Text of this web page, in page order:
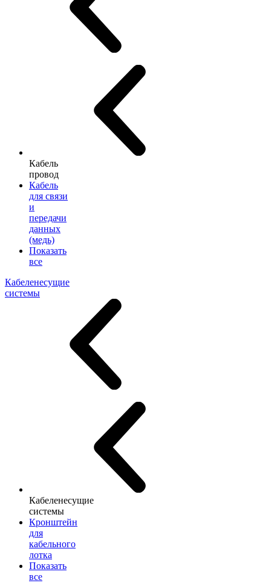
Кабель
провод
Кабель
для связи
и
передачи
данных
(медь)
Показать
все
Кабеленесущие
системы
Кабеленесущие
системы
Кронштейн
для
кабельного
лотка
Показать
все